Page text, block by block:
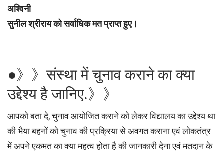
अश्विनी
सुनील श्रीराय को सर्वाधिक मत प्राप्त हुए।
●》》संस्था में चुनाव कराने का क्या
उद्देश्य है जानिए.》》
आपको बता दे, चुनाव आयोजित कराने को लेकर विद्यालय का उद्देश्य था
की भैया बहनों को चुनाव की प्रक्रिया से अवगत कराना एवं लोकतंत्र
में अपने एकमत का क्या महत्व होता है की जानकारी देना एवं मतदान के